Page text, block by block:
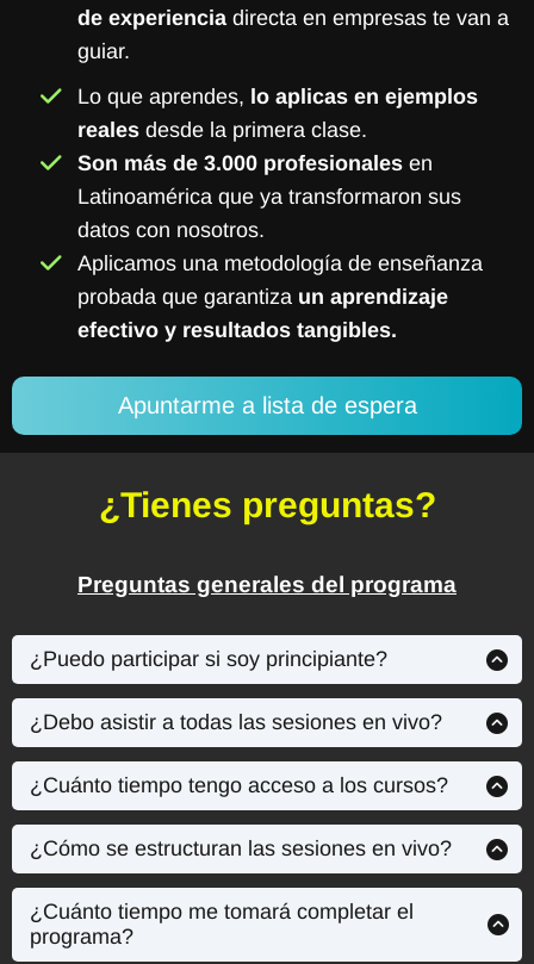
de experienciadirecta en empresas te van a
guiar.
Lo que aprendes, lo aplicas en ejemplos
reales desde la primera clase.
Son más de 3.000 profesionales en
Latinoamérica que ya transformaron sus
datos con nosotros.
Aplicamos una metodología de enseñanza
probada que garantiza un aprendizaje
efectivo y resultados tangibles.
Apuntarme a lista de espera
¿Tienes preguntas?
Preguntas generales del programa
¿Puedo participar si soy principiante?
Sí, sin problema. Empezamos desde cero en diseño de
reportes, y además tienes acceso inmediato a los cursos
pregrabados para prepararte antes de iniciar las
sesiones en vivo.
¿Debo asistir a todas las sesiones en vivo?
Son la parte más valiosa del programa, pero si no
puedes asistir a alguna,
tendrás acceso a la grabación
para que no te pierdas nada.
¿Cuánto tiempo tengo acceso a los cursos?
Tienesacceso de por vidaa los cursos pregrabados.al
curso en vivo se te dejará acceso por 3 meses
finalizadas las sesiones
¿Cómo se estructuran las sesiones en vivo?
Las sesiones son100% prácticas y en vivo.Cada
semana recibirás un resumen anticipado de los temas
para que puedas prepararte. Se realizan por Microsoft
Teams y todas quedan grabadas para que las revises
¿Cuánto tiempo me tomará completar el
programa?